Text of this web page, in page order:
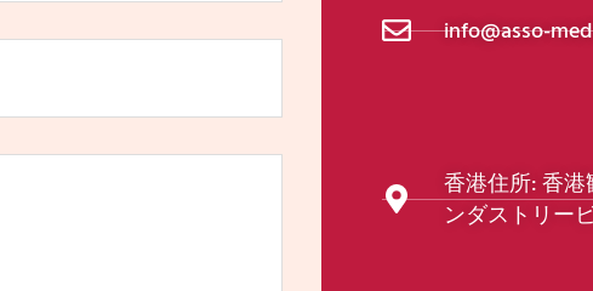
info@asso-
香港住所: 香
ンダストリー